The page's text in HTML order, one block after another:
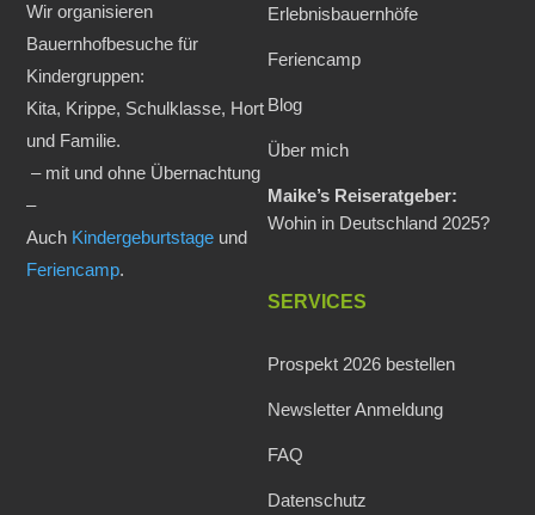
Wir organisieren
Bauernhofbesuche für
Kindergruppen:
Kita, Krippe, Schulklasse, Hort
und Familie.
– mit und ohne Übernachtung
–
Auch Kindergeburtstage und
Feriencamp.
Erlebnisbauernhöfe
Feriencamp
Blog
Über mich
Maike’s Reiseratgeber:
Wohin in Deutschland 2025?
SERVICES
Prospekt 2026 bestellen
Newsletter Anmeldung
FAQ
Datenschutz